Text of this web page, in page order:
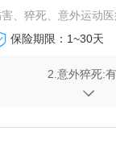
、猝死、意外运动
保险期限：1~30天
2.意外猝死:有
5.意外住院